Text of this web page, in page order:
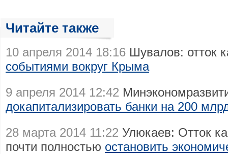
Читайте также
10 апреля 2014 18:16 Шувалов: отток
событиями вокруг Крыма
9 апреля 2014 12:42
докапитализировать банки на 200
28 марта 2014 11:22 Улюкаев: Отток
почти полностью остановить